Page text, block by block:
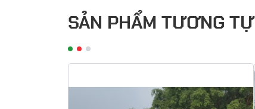
SẢN PHẨM TƯƠNG TỰ